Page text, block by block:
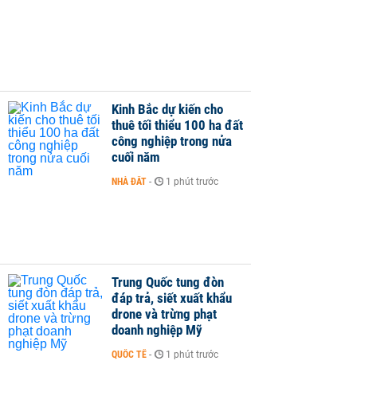
Kinh Bắc dự kiến cho
thuê tối thiểu 100 ha đất
công nghiệp trong nửa
cuối năm
NHÀ ĐẤT - 1 phút trước
Trung Quốc tung đòn
đáp trả, siết xuất khẩu
drone và trừng phạt
doanh nghiệp Mỹ
QUỐC TẾ - 1 phút trước